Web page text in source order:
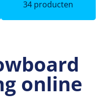
34 producten
online